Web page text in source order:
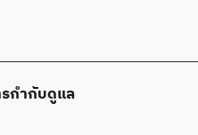
กำกับดูแล